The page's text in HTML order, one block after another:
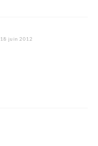
18 juin 2012